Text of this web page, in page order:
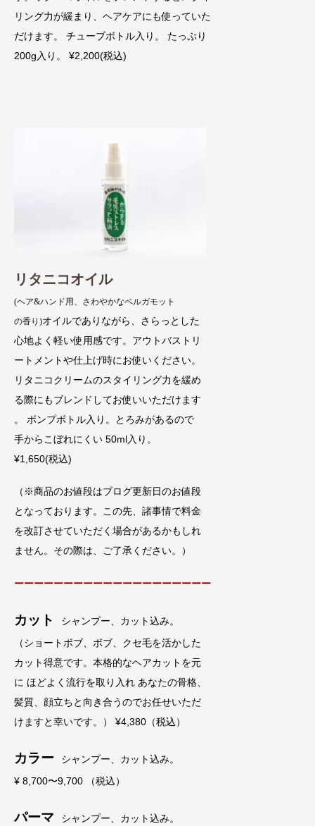
リング力が緩まり、ヘアケアにも使っていた
だけます。 チューブボトル入り。 たっぷり
200g入り。 ¥2,200(税込)
リタニコオイル
(ヘア&ハンド用、さわやかなベルガモット
の香り)オイルでありながら、さらっとした
心地よく軽い使用感です。アウトバストリ
ートメントや仕上げ時にお使いください。
リタニコクリームのスタイリング力を緩め
る際にもブレンドしてお使いいただけます
。 ポンプボトル入り。とろみがあるので
手からこぼれにくい 50ml入り。
¥1,650(税込)
（※商品のお値段はブログ更新日のお値段
となっております。この先、諸事情で料金
を改訂させていただく場合があるかもしれ
ません。その際は、ご了承ください。）
ーーーーーーーーーーーーーーーーーーーー
カット
シャンプー、カット込み。
（ショートボブ、ボブ、クセ毛を活かした
カット得意です。本格的なヘアカットを元
に ほどよく流行を取り入れ あなたの骨格、
髪質、顔立ちと向き合うのでお任せいただ
けますと幸いです。） ¥4,380（税込）
カラー
シャンプー、カット込み。
¥ 8,700〜9,700 （税込）
パーマ
シャンプー、カット込み。